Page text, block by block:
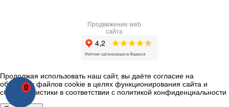
0
Продвижение web
сайта
Продолжая использовать наш сайт, вы даёте согласие на
обработку файлов cookie в целях функционирования сайта и
сбора статистики в соответствии с политикой конфиденциальности